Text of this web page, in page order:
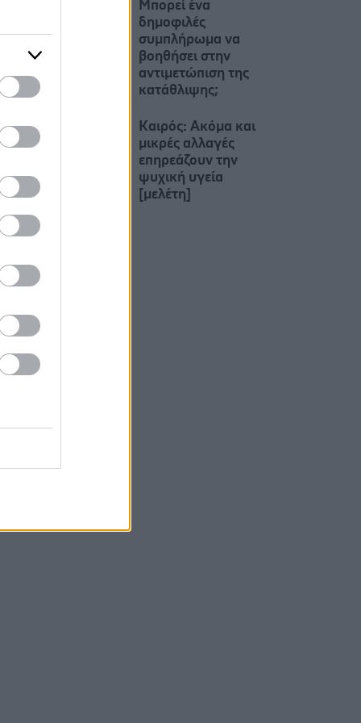
Μπορεί ένα
δημοφιλές
συμπλήρωμα να
βοηθήσει στην
αντιμετώπιση της
κατάθλιψης;
Καιρός: Ακόμα και
μικρές αλλαγές
επηρεάζουν την
ψυχική υγεία
[μελέτη]